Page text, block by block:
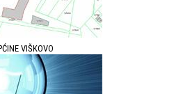
VIŠKOVO